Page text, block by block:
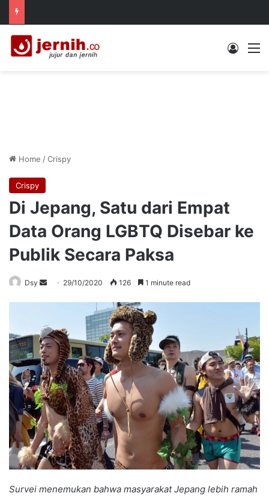
Log In
Home /Crispy
Crispy
Di Jepang, Satu dari Empat
Data Orang LGBTQ Disebar ke
Publik Secara Paksa
Dsy
Send 29/10/2020 126 1 minute read
Survei menemukan bahwa masyarakat Jepang lebih ramah